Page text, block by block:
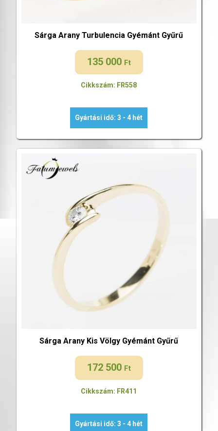
Sárga Arany Turbulencia Gyémánt Gyűrű
135 000 Ft
Cikkszám: FR558
Gyártási idő: 3 - 4 hét
Sárga Arany Kis Völgy Gyémánt Gyűrű
172 500 Ft
Cikkszám: FR411
Gyártási idő: 3 - 4 hét